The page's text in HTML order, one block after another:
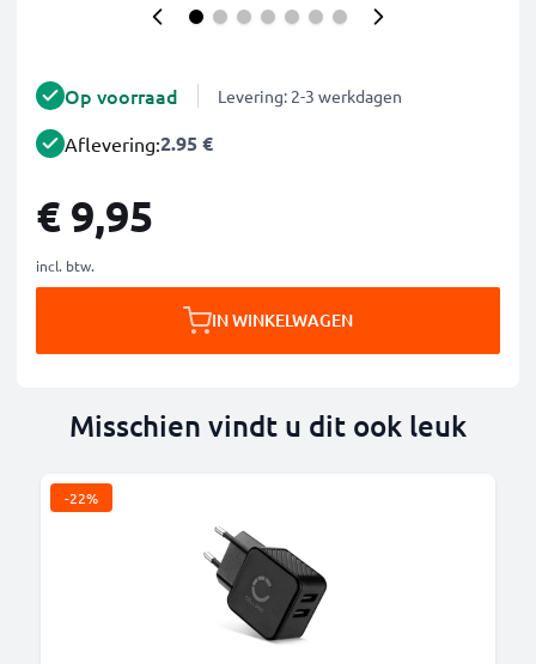
Op voorraad Levering: 2-3 werkdagen
Aflevering:2.95 €
€ 9,95
incl. btw.
IN WINKELWAGEN
Misschien vindt u dit ook leuk
-22%